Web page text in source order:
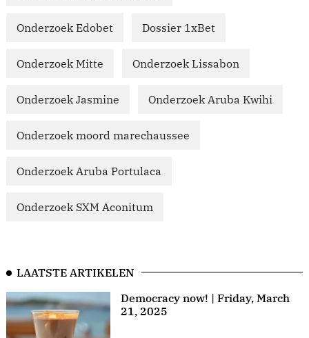
Onderzoek Edobet Dossier 1xBet
Onderzoek Mitte Onderzoek Lissabon
Onderzoek Jasmine Onderzoek Aruba Kwihi
Onderzoek moord marechaussee
Onderzoek Aruba Portulaca
Onderzoek SXM Aconitum
LAATSTE ARTIKELEN
Democracy now! | Friday, March
21, 2025